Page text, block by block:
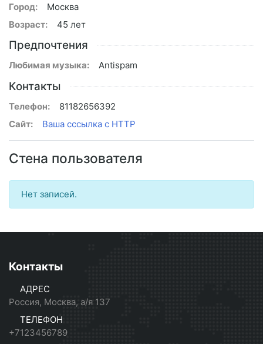
Город:
Москва
Возраст:
45 лет
Предпочтения
Любимая музыка: Antispam
Контакты
Телефон:
81182656392
Сайт:
Ваша сссылка с HTTP
Стена пользователя
Нет записей.
Контакты
АДРЕС
Россия, Москва, а/я 137
ТЕЛЕФОН
+7123456789